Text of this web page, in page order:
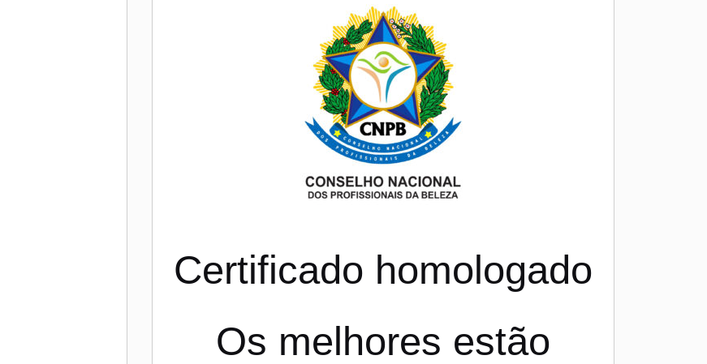
Certificado homologado
Os melhores estão